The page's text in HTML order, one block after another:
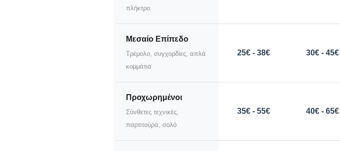
πλήκτρο
Μεσαίο Επίπεδο
Τρέμολο, συγχορδίες, απλά
κομμάτια
25€ - 38€ 30€ - 45€
Προχωρημένοι
Σύνθετες τεχνικές,
παρτιτούρα, σολό
35€ - 55€ 40€ - 65€